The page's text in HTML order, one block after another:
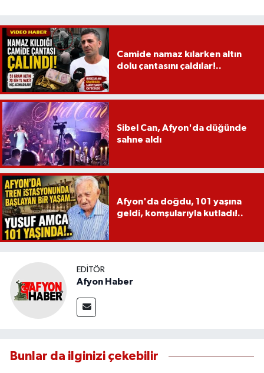
Camide namaz kılarken altın
dolu çantasını çaldılar!..
Sibel Can, Afyon'da düğünde
sahne aldı
Afyon'da doğdu, 101 yaşına
geldi, komşularıyla kutladı!..
EDITÖR
Afyon Haber
Bunlar da ilginizi çekebilir